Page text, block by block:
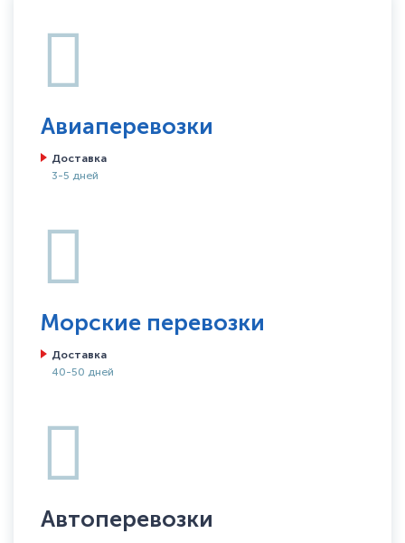
Авиаперевозки
Доставка
3-5 дней
Морские перевозки
Доставка
40-50 дней
Автоперевозки